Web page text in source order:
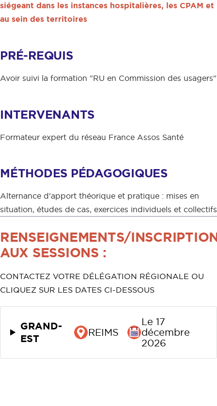
siégeant dans les instances hospitalières, les CPAM et
au sein des territoires
PRÉ-REQUIS
Avoir suivi la formation "RU en Commission des usagers"
INTERVENANTS
Formateur expert du réseau France Assos Santé
MÉTHODES PÉDAGOGIQUES
Alternance d’apport théorique et pratique : mises en
situation, études de cas, exercices individuels et collectifs
RENSEIGNEMENTS/
AUX SESSIONS :
CONTACTEZ VOTRE DÉLÉGATION RÉGIONALE OU
CLIQUEZ SUR LES DATES CI-DESSOUS
GRAND-
EST
REIMS
Le 17
décembre
2026